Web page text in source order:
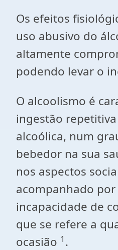
Os efeitos
uso abusivo do
altamente
podendo levar o
O alcoolismo é
ingestão
alcoólica, num
bebedor na sua
nos aspectos
acompanhado
incapacidade de
que se refere a
ocasião 1 .